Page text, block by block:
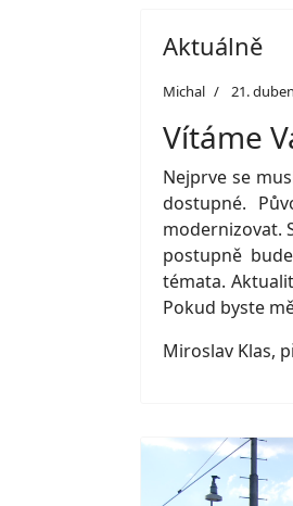
Aktuálně
Michal 21.
Vítáme
Nejprve se
dostupné.
modernizovat.
postupně
témata.
Pokud byste
Miroslav Klas,